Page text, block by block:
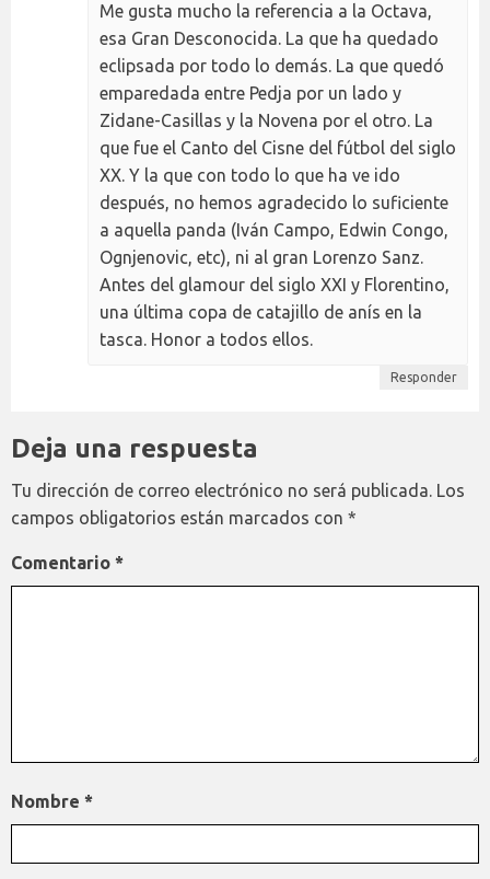
Me gusta mucho la referencia a la Octava,
esa Gran Desconocida. La que ha quedado
eclipsada por todo lo demás. La que quedó
emparedada entre Pedja por un lado y
Zidane-Casillas y la Novena por el otro. La
que fue el Canto del Cisne del fútbol del siglo
XX. Y la que con todo lo que ha ve ido
después, no hemos agradecido lo suficiente
a aquella panda (Iván Campo, Edwin Congo,
Ognjenovic, etc), ni al gran Lorenzo Sanz.
Antes del glamour del siglo XXI y Florentino,
una última copa de catajillo de anís en la
tasca. Honor a todos ellos.
Responder
Deja una respuesta
Tu dirección de correo electrónico no será publicada. Los
campos obligatorios están marcados con *
Comentario *
Nombre *